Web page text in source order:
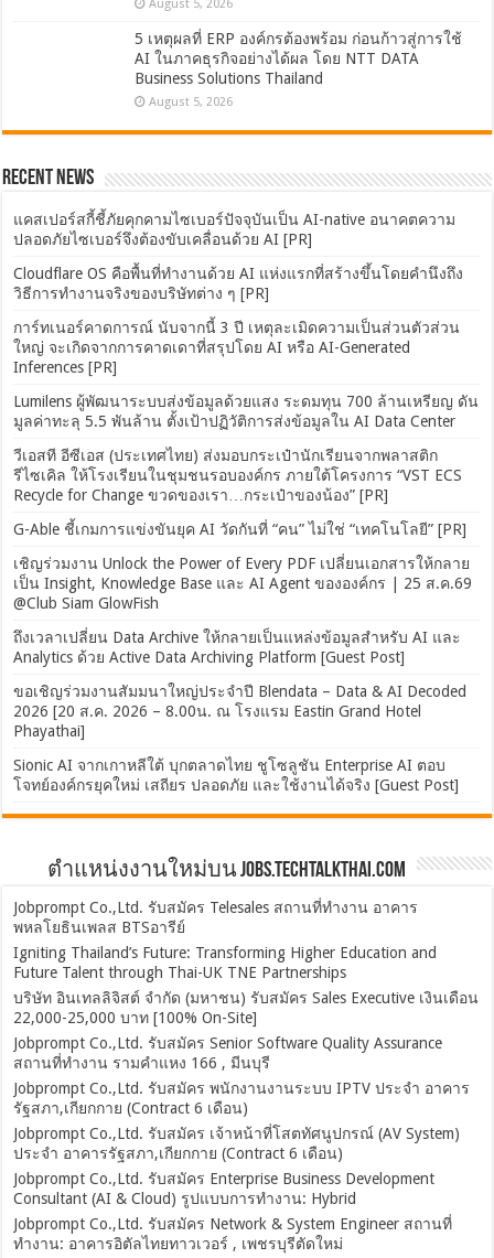
August 5, 2026
5 เหตุผลที่ ERP องค์กรต้องพร้อม ก่อนก้าวสู่การใช้
AI ในภาคธุรกิจอย่างได้ผล โดย NTT DATA
Business Solutions Thailand
August 5, 2026
Recent News
แคสเปอร์สกี้ชี้ภัยคุกคามไซเบอร์ปัจจุบันเป็น AI-native อนาคตความ
ปลอดภัยไซเบอร์จึงต้องขับเคลื่อนด้วย AI [PR]
Cloudflare OS คือพื้นที่ทำงานด้วย AI แห่งแรกที่สร้างขึ้นโดยคำนึงถึง
วิธีการทำงานจริงของบริษัทต่าง ๆ [PR]
การ์ทเนอร์คาดการณ์ นับจากนี้ 3 ปี เหตุละเมิดความเป็นส่วนตัวส่วน
ใหญ่ จะเกิดจากการคาดเดาที่สรุปโดย AI หรือ AI-Generated
Inferences [PR]
Lumilens ผู้พัฒนาระบบส่งข้อมูลด้วยแสง ระดมทุน 700 ล้านเหรียญ ดัน
มูลค่าทะลุ 5.5 พันล้าน ตั้งเป้าปฏิวัติการส่งข้อมูลใน AI Data Center
วีเอสที อีซีเอส (ประเทศไทย) ส่งมอบกระเป๋านักเรียนจากพลาสติก
รีไซเคิล ให้โรงเรียนในชุมชนรอบองค์กร ภายใต้โครงการ “VST ECS
Recycle for Change ขวดของเรา…กระเป๋าของน้อง” [PR]
G-Able ชี้เกมการแข่งขันยุค AI วัดกันที่ “คน” ไม่ใช่ “เทคโนโลยี” [PR]
เชิญร่วมงาน Unlock the Power of Every PDF เปลี่ยนเอกสารให้กลาย
เป็น Insight, Knowledge Base และ AI Agent ขององค์กร | 25 ส.ค.69
@Club Siam GlowFish
ถึงเวลาเปลี่ยน Data Archive ให้กลายเป็นแหล่งข้อมูลสำหรับ AI และ
Analytics ด้วย Active Data Archiving Platform [Guest Post]
ขอเชิญร่วมงานสัมมนาใหญ่ประจำปี Blendata – Data & AI Decoded
2026 [20 ส.ค. 2026 – 8.00น. ณ โรงแรม Eastin Grand Hotel
Phayathai]
Sionic AI จากเกาหลีใต้ บุกตลาดไทย ชูโซลูชัน Enterprise AI ตอบ
โจทย์องค์กรยุคใหม่ เสถียร ปลอดภัย และใช้งานได้จริง [Guest Post]
ตำแหน่งงานใหม่บน Jobs.TechTalkThai.com
Jobprompt Co.,Ltd. รับสมัคร Telesales สถานที่ทำงาน อาคาร
พหลโยธินเพลส BTSอารีย์
Igniting Thailand’s Future: Transforming Higher Education and
Future Talent through Thai-UK TNE Partnerships
บริษัท อินเทลลิจิสต์ จำกัด (มหาชน) รับสมัคร Sales Executive เงินเดือน
22,000-25,000 บาท [100% On-Site]
Jobprompt Co.,Ltd. รับสมัคร Senior Software Quality Assurance
สถานที่ทำงาน รามคำแหง 166 , มีนบุรี
Jobprompt Co.,Ltd. รับสมัคร พนักงานงานระบบ IPTV ประจำ อาคาร
รัฐสภา,เกียกกาย (Contract 6 เดือน)
Jobprompt Co.,Ltd. รับสมัคร เจ้าหน้าที่โสตทัศนูปกรณ์ (AV System)
ประจำ อาคารรัฐสภา,เกียกกาย (Contract 6 เดือน)
Jobprompt Co.,Ltd. รับสมัคร Enterprise Business Development
Consultant (AI & Cloud) รูปแบบการทำงาน: Hybrid
Jobprompt Co.,Ltd. รับสมัคร Network & System Engineer สถานที่
ทำงาน: อาคารอิตัลไทยทาวเวอร์ , เพชรบุรีตัดใหม่